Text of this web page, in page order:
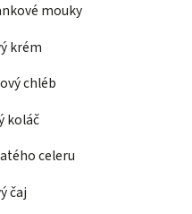
mouky
krém
chléb
koláč
celeru
čaj